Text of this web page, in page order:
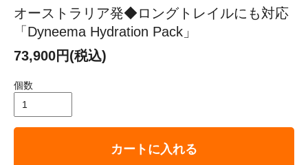
オーストラリア発◆ロングトレイルにも対応
「Dyneema Hydration Pack」
73,900円(税込)
個数
カートに入れる